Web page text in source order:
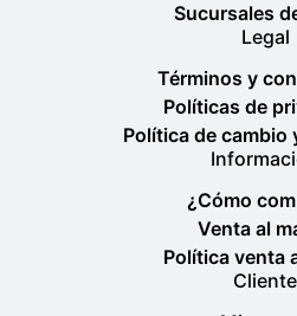
Sucursales
Legal
Términos y
Políticas de
Política de cambio
¿Cómo
Venta al
Política venta
Cliente